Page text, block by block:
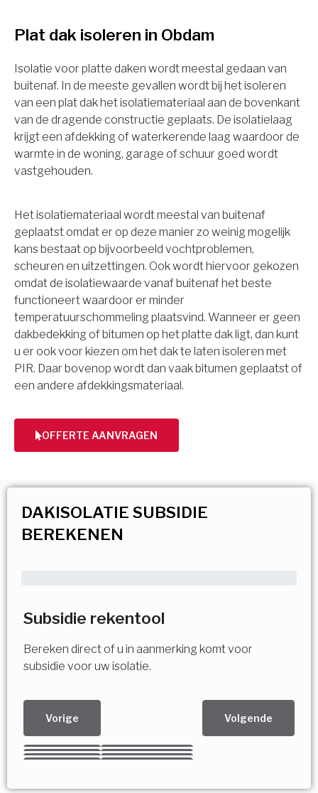
Plat dak isoleren in Obdam
Isolatie voor platte daken wordt meestal gedaan van
buitenaf. In de meeste gevallen wordt bij het isoleren
van een plat dak het isolatiemateriaal aan de bovenkant
van de dragende constructie geplaats. De isolatielaag
krijgt een afdekking of waterkerende laag waardoor de
warmte in de woning, garage of schuur goed wordt
vastgehouden.
Het isolatiemateriaal wordt meestal van buitenaf
geplaatst omdat er op deze manier zo weinig mogelijk
kans bestaat op bijvoorbeeld vochtproblemen,
scheuren en uitzettingen. Ook wordt hiervoor gekozen
omdat de isolatiewaarde vanaf buitenaf het beste
functioneert waardoor er minder
temperatuurschommeling plaatsvind. Wanneer er geen
dakbedekking of bitumen op het platte dak ligt, dan kunt
u er ook voor kiezen om het dak te laten isoleren met
PIR. Daar bovenop wordt dan vaak bitumen geplaatst of
een andere afdekkingsmateriaal.
OFFERTE AANVRAGEN
DAKISOLATIE SUBSIDIE
BEREKENEN
Subsidie rekentool
Bereken direct of u in aanmerking komt voor
subsidie voor uw isolatie.
Vorige Volgende
Kies uw Isolatiemaatregel
Meerdere keuzes mogelijk
Vorige Volgende